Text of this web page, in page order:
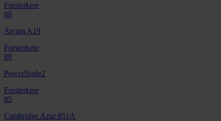
Forsterkere
88
Arcam A19
Forsterkere
88
PowerNode2
Forsterkere
85
Cambridge Azur 851A